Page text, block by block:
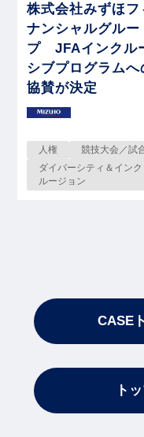
株式会社みずほフ
ナンシャルグルー
プ JFAインクル
シブプログラムへ
協賛が決定
人権
競技大会／試
ダイバーシティ＆インク
ルージョン
CASE
ト